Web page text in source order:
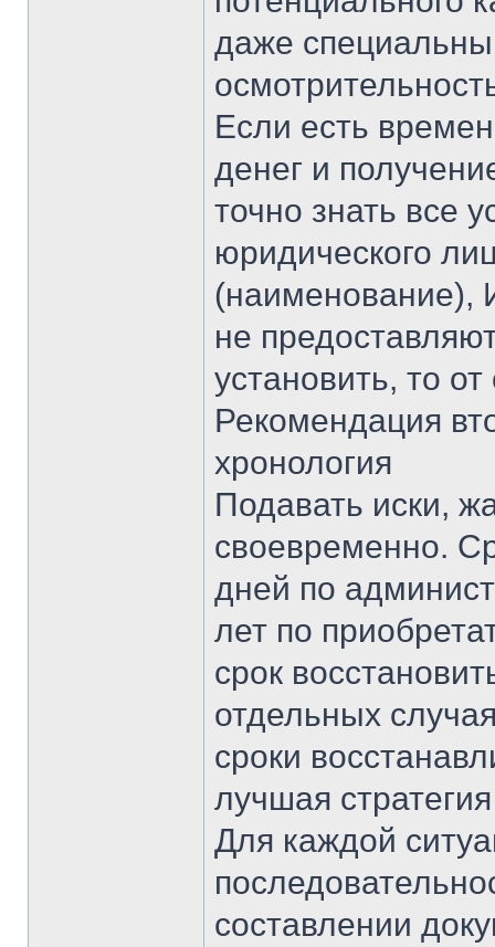
даже
Если есть
денег и
точно знать все
юридического
(наименование),
не
установить, то
Рекомендация
хронология
Подавать иски,
своевременно.
дней по
лет по
срок
отдельных
сроки
лучшая
Для каждой
составлении